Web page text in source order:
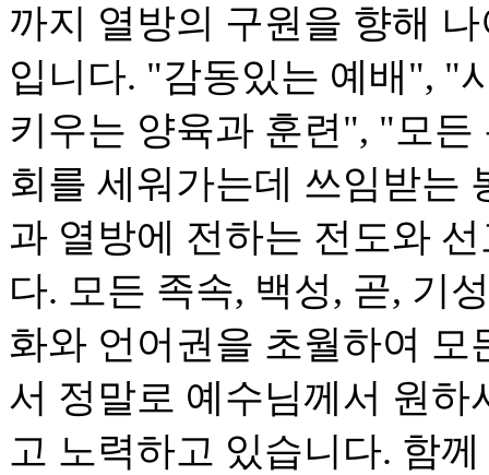
까지 열방의 구원을 향해
입니다. "감동있는 예배", "
키우는 양육과 훈련", "모
회를 세워가는데 쓰임받는
과 열방에 전하는 전도와
다. 모든 족속, 백성, 곧, 기
화와 언어권을 초월하여
서 정말로 예수님께서 원
고 노력하고 있습니다. 함